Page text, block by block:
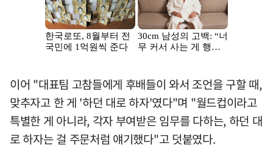
이어 "대표팀 고참들에게 후배들이 와서 조언을 구할 때,
맞추자고 한 게 '하던 대로 하자'였다"며 "월드컵이라고
특별한 게 아니라, 각자 부여받은 임무를 다하는, 하던 대
로 하자는 걸 주문처럼 얘기했다"고 덧붙였다.